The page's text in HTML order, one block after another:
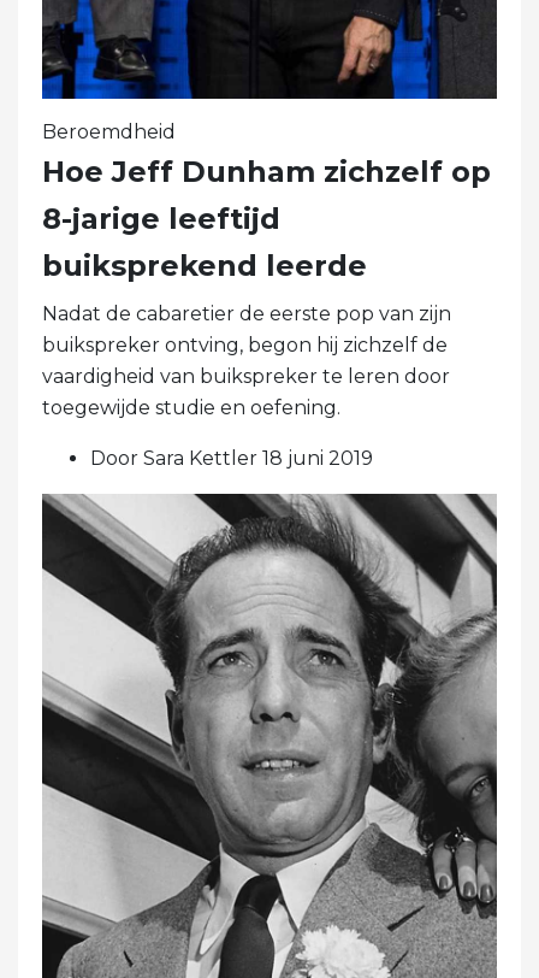
Beroemdheid
Hoe Jeff Dunham zichzelf op
8-jarige leeftijd
buiksprekend leerde
Nadat de cabaretier de eerste pop van zijn
buikspreker ontving, begon hij zichzelf de
vaardigheid van buikspreker te leren door
toegewijde studie en oefening.
Door Sara Kettler 18 juni 2019